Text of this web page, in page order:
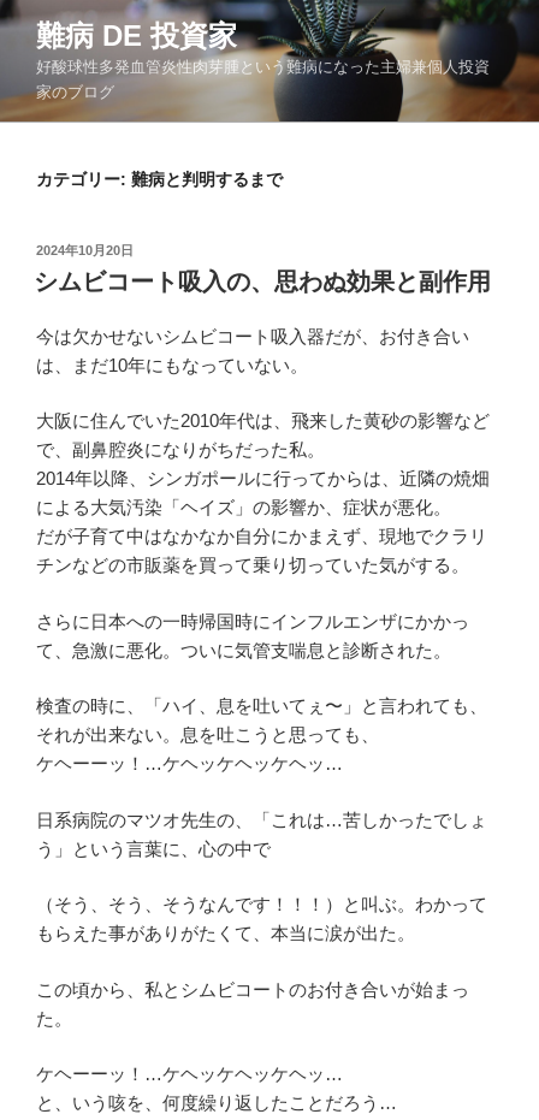
コ
ン
ツ
難病 DE 投資家
好酸球性多発血管炎性肉芽腫という難病になった主婦兼個人投資
家のブログ
カテゴリー: 難病と判明するまで
投
稿
日:
2024年10月20日
シムビコート吸入の、思わぬ効果と副作用
今は欠かせないシムビコート吸入器だが、お付き合い
は、まだ10年にもなっていない。
大阪に住んでいた2010年代は、飛来した黄砂の影響など
で、副鼻腔炎になりがちだった私。
2014年以降、シンガポールに行ってからは、近隣の焼畑
による大気汚染「ヘイズ」の影響か、症状が悪化。
だが子育て中はなかなか自分にかまえず、現地でクラリ
チンなどの市販薬を買って乗り切っていた気がする。
さらに日本への一時帰国時にインフルエンザにかかっ
て、急激に悪化。ついに気管支喘息と診断された。
検査の時に、「ハイ、息を吐いてぇ〜」と言われても、
それが出来ない。息を吐こうと思っても、
ケヘーーッ！…ケヘッケヘッケヘッ…
日系病院のマツオ先生の、「これは…苦しかったでしょ
う」という言葉に、心の中で
（そう、そう、そうなんです！！！）と叫ぶ。わかって
もらえた事がありがたくて、本当に涙が出た。
この頃から、私とシムビコートのお付き合いが始まっ
た。
ケヘーーッ！…ケヘッケヘッケヘッ…
と、いう咳を、何度繰り返したことだろう…